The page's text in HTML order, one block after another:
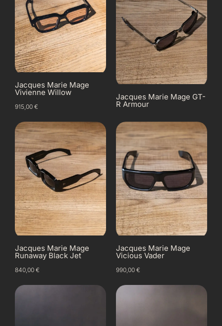
Jacques Marie Mage
Vivienne Willow
915,00 €
Jacques Marie Mage GT-
R Armour
Jacques Marie Mage
Runaway Black Jet
840,00 €
Jacques Marie Mage
Vicious Vader
990,00 €